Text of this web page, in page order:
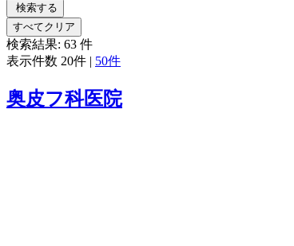
検索する
すべてクリア
検索結果: 63 件
表示件数 20件 | 50件
奥皮フ科医院